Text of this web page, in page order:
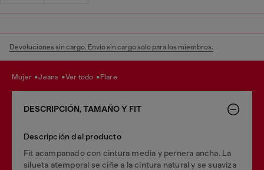
Devoluciones sin cargo. Envío sin cargo solo para los miembros.
mujer jeans ver todo flare
DESCRIPCIÓN, TAMAÑO Y FIT
Descripción del producto
Fit acampanado con cintura media y pernera ancha. La
silueta atemporal se ciñe a la cintura natural y se suaviza